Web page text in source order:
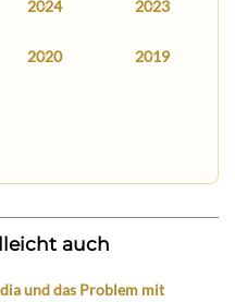
2024 2023
2020 2019
auch
und das Problem mit